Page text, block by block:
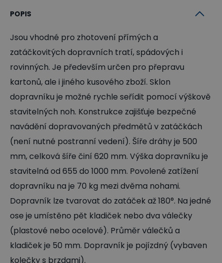
POPIS
Jsou vhodné pro zhotovení přímých a
zatáčkovitých dopravních tratí, spádových i
rovinných. Je především určen pro přepravu
kartonů, ale i jiného kusového zboží. Sklon
dopravníku je možné rychle seřídit pomocí výškově
stavitelných noh. Konstrukce zajišťuje bezpečné
navádění dopravovaných předmětů v zatáčkách
(není nutné postranní vedení). Šíře dráhy je 500
mm, celková šíře činí 620 mm. Výška dopravníku je
stavitelná od 655 do 1000 mm. Povolené zatížení
dopravníku na je 70 kg mezi dvěma nohami.
Dopravník lze tvarovat do zatáček až 180°. Na jedné
ose je umístěno pět kladiček nebo dva válečky
(plastové nebo ocelové). Průměr válečků a
kladiček je 50 mm. Dopravník je pojízdný (vybaven
kolečky s brzdami).